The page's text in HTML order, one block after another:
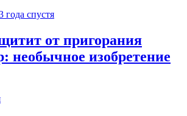
года спустя
от пригорания
необычное изобретение